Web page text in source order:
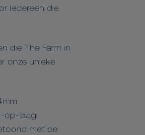
iedereen die
die The Farm in
onze unieke
op-laag
met de